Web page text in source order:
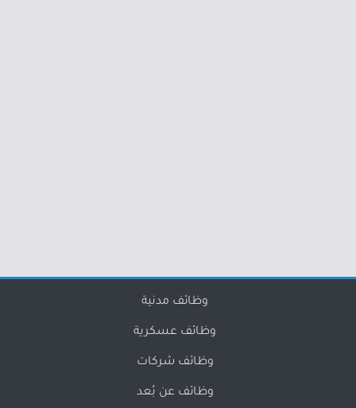
وظائف مدنية
وظائف عسكرية
وظائف شركات
وظائف عن بُعد